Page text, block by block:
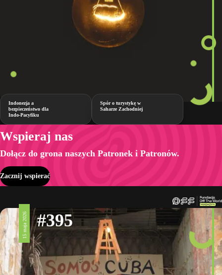
Indonezja a
bezpieczeństwo dla
Indo-Pacyfiku
Spór o turystykę w
Saharze Zachodniej
Wspieraj nas
Dołącz do grona naszych Patronek i Patronów.
Zacznij wspierać
15 maja 2026 #395